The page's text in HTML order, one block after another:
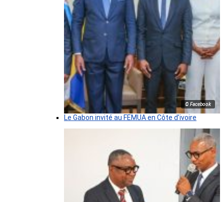
© Facebook
Le Gabon invité au FEMUA en Côte d’ivoire